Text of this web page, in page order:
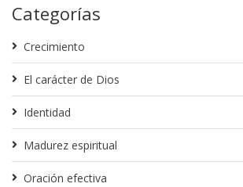
Categorías
Crecimiento
El carácter de Dios
Identidad
Madurez espiritual
Oración efectiva